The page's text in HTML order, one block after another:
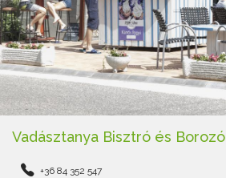
Vadásztanya Bisztró és Borozó
+36 84 352 547